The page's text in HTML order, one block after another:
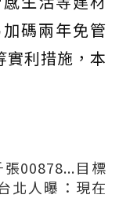
碼兩年免管
實利措施，本
00878...目標
北人曝：現在